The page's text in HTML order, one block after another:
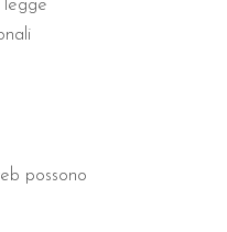
legge
possono